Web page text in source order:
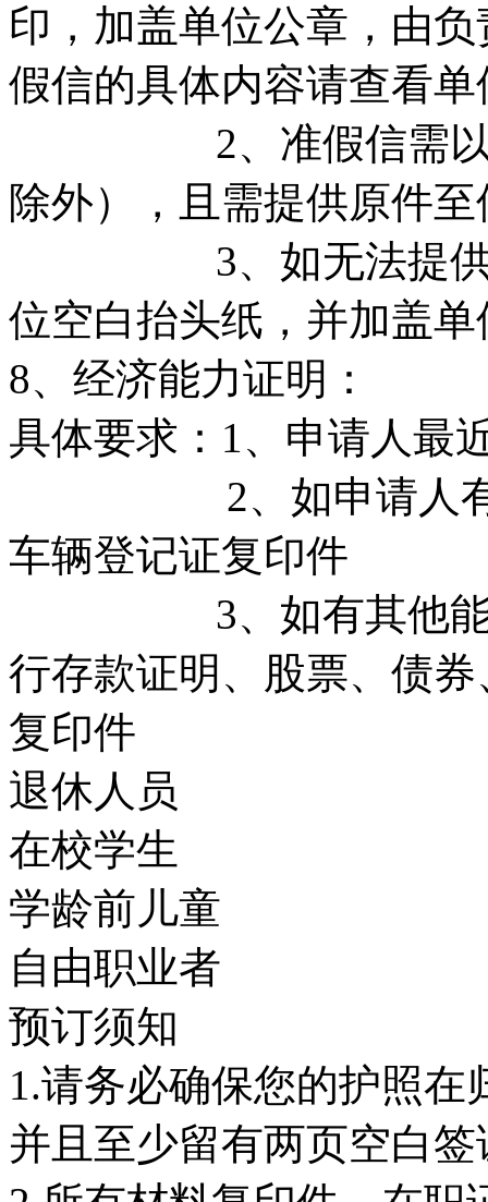
印，加盖单位公章，由
假信的具体内容请查看
2、准假信需以英
除外），且需提供原件
3、如无法提供完
位空白抬头纸，并加盖单
8、经济能力证明：
具体要求：1、申请人最
2、如申请人有房
车辆登记证复印件
3、如有其他能能
行存款证明、股票、债
复印件
退休人员
在校学生
学龄前儿童
自由职业者
预订须知
1.请务必确保您的护照
并且至少留有两页空白签